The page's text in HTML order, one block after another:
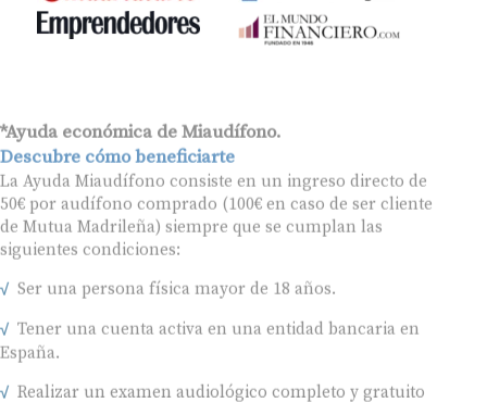
*Ayuda económica de Miaudífono.
Descubre cómo beneficiarte
La Ayuda Miaudífono consiste en un ingreso directo de
50€ por audífono comprado (100€ en caso de ser cliente
de Mutua Madrileña) siempre que se cumplan las
siguientes condiciones:
Ser una persona física mayor de 18 años.
Tener una cuenta activa en una entidad bancaria en
España.
Realizar un examen audiológico completo y gratuito